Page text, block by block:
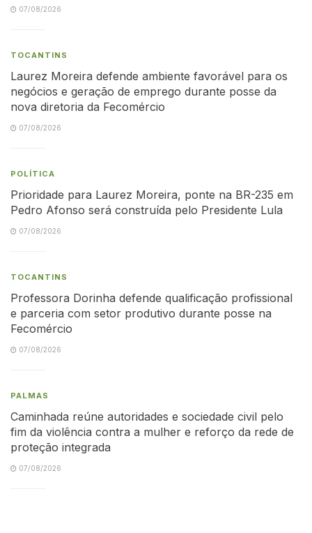
07/08/2026
TOCANTINS
Laurez Moreira defende ambiente favorável para os
negócios e geração de emprego durante posse da
nova diretoria da Fecomércio
07/08/2026
POLÍTICA
Prioridade para Laurez Moreira, ponte na BR-235 em
Pedro Afonso será construída pelo Presidente Lula
07/08/2026
TOCANTINS
Professora Dorinha defende qualificação profissional
e parceria com setor produtivo durante posse na
Fecomércio
07/08/2026
PALMAS
Caminhada reúne autoridades e sociedade civil pelo
fim da violência contra a mulher e reforço da rede de
proteção integrada
07/08/2026